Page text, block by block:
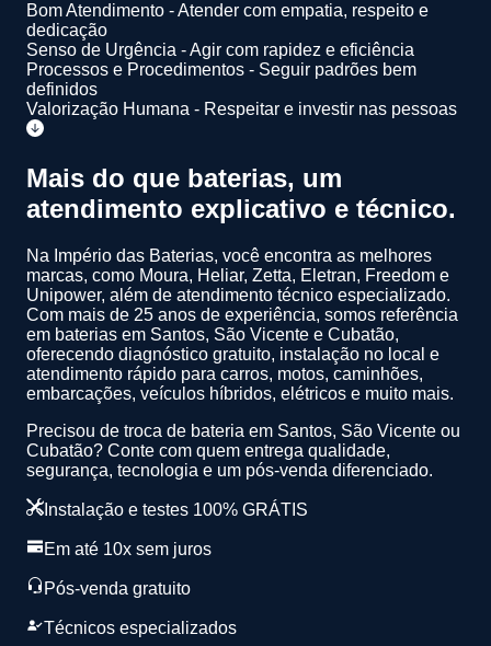
Bom Atendimento - Atender com empatia, respeito e
dedicação
Senso de Urgência - Agir com rapidez e eficiência
Processos e Procedimentos - Seguir padrões bem
definidos
Valorização Humana - Respeitar e investir nas pessoas
Mais do que baterias, um
atendimento explicativo e técnico.
Na Império das Baterias, você encontra as melhores
marcas, como Moura, Heliar, Zetta, Eletran, Freedom e
Unipower, além de atendimento técnico especializado.
Com mais de 25 anos de experiência, somos referência
em baterias em Santos, São Vicente e Cubatão,
oferecendo diagnóstico gratuito, instalação no local e
atendimento rápido para carros, motos, caminhões,
embarcações, veículos híbridos, elétricos e muito mais.
Precisou de troca de bateria em Santos, São Vicente ou
Cubatão? Conte com quem entrega qualidade,
segurança, tecnologia e um pós-venda diferenciado.
Instalação e testes 100% GRÁTIS
Em até 10x sem juros
Pós-venda gratuito
Técnicos especializados